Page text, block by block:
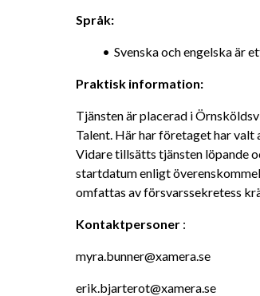
Språk:
Svenska och engelska är
Praktisk information:
Tjänsten är placerad i
Talent. Här har företaget har
Vidare tillsätts tjänsten löpande
startdatum enligt
omfattas av försvarssekretess
Kontaktpersoner :
myra.bunner@xamera.se
erik.bjarterot@xamera.se